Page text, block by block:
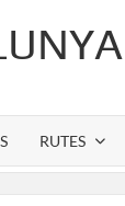
RUTES